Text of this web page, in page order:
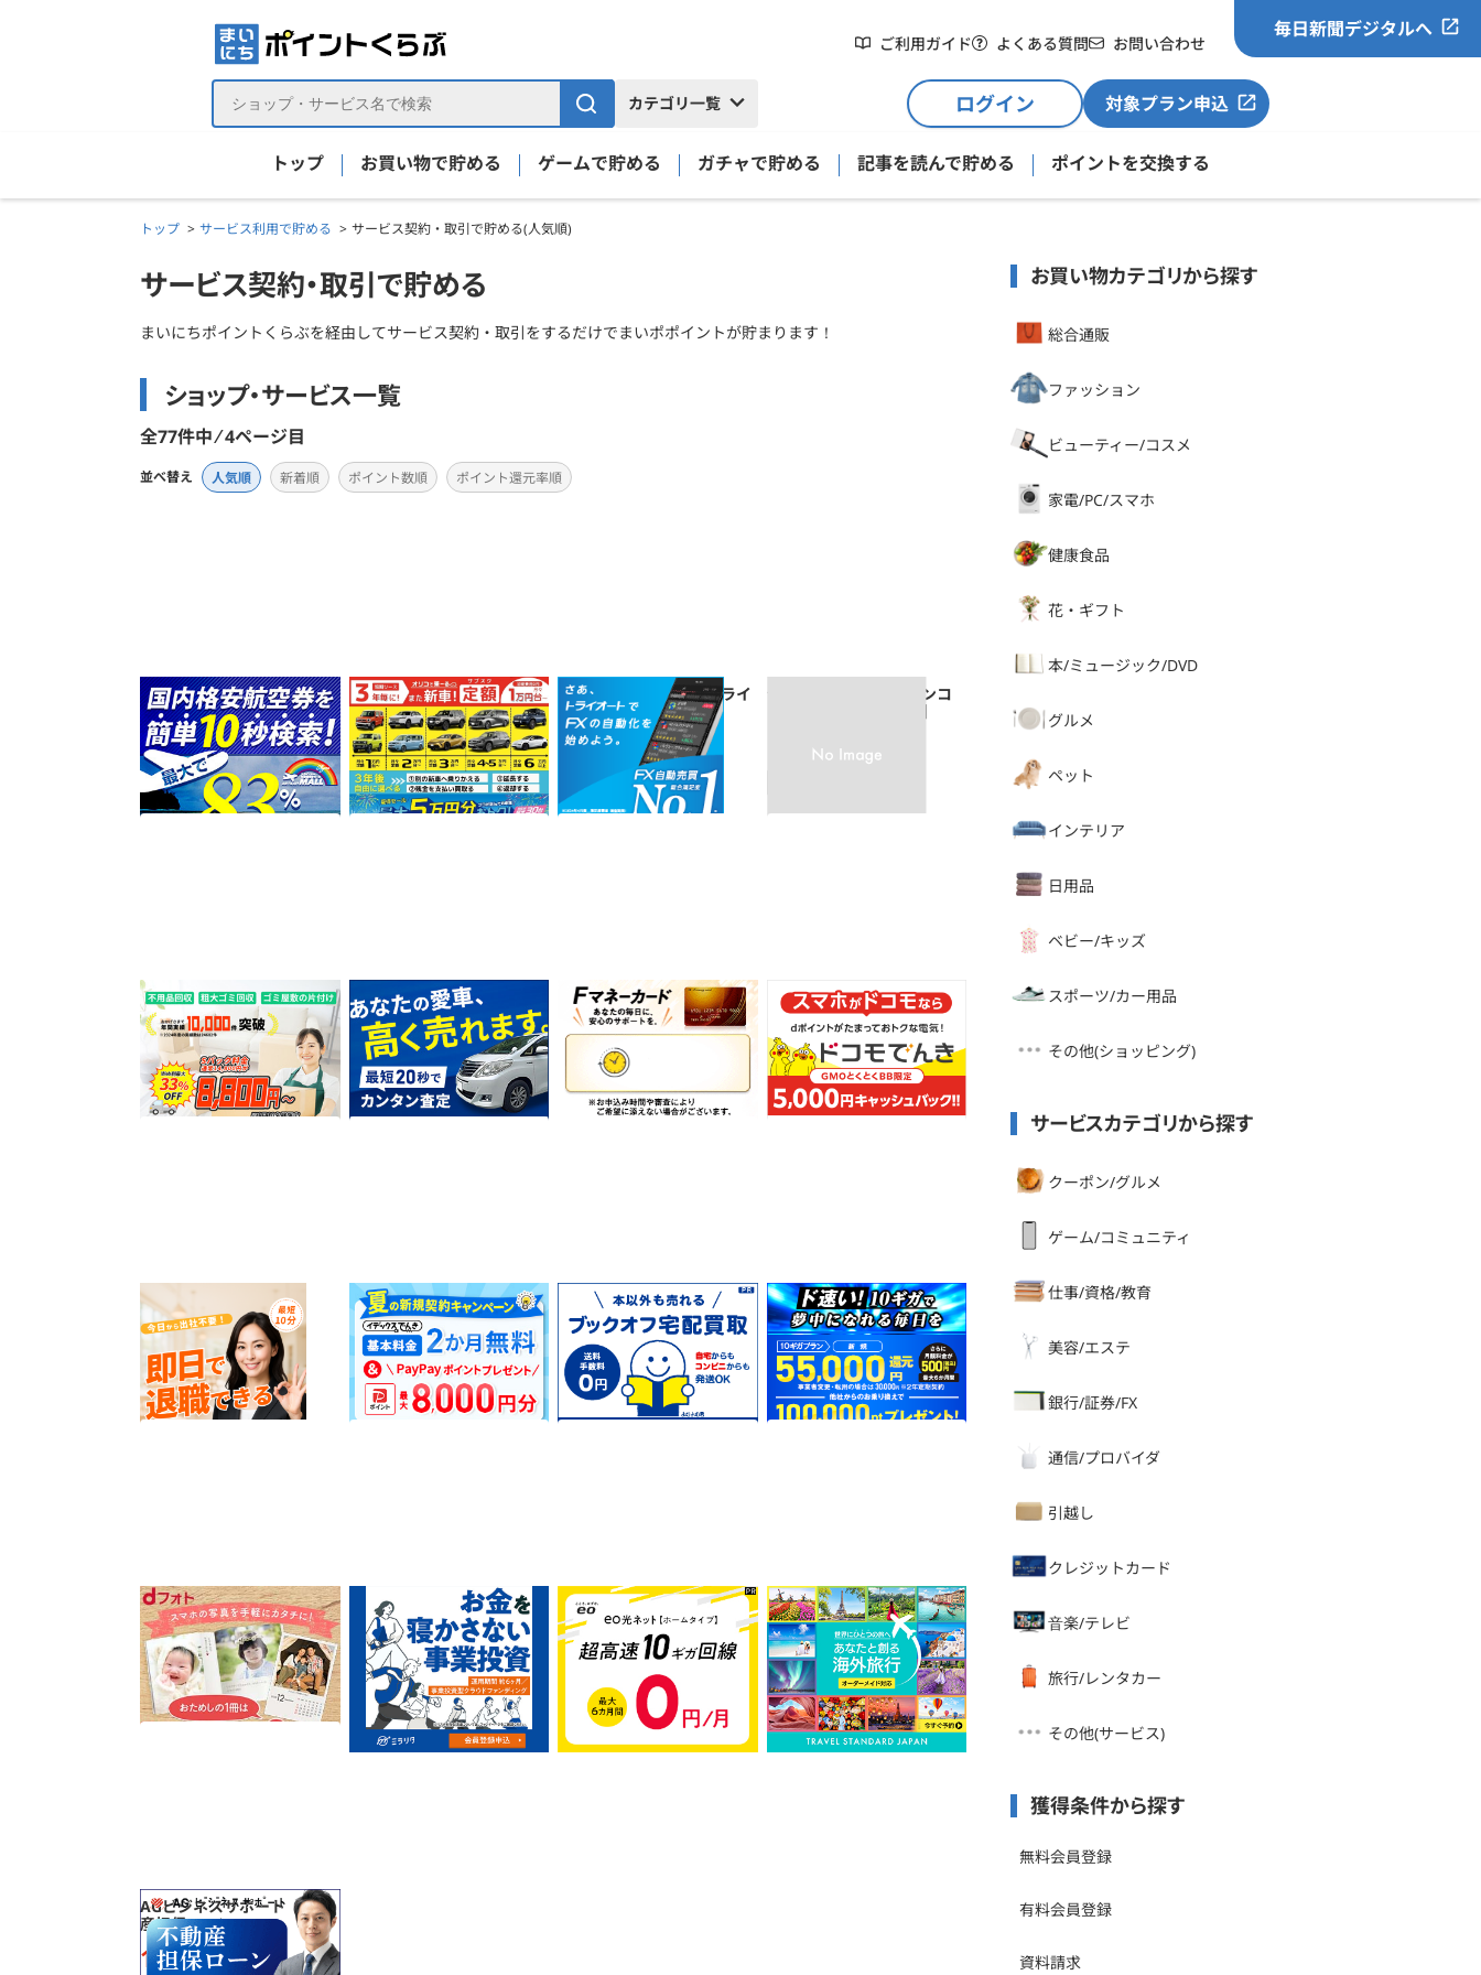
ご利用ガイド よくある質問 お問い合わせ
カテゴリ一覧 ログイン 対象プラン申込
毎日新聞デジタルへ
トップ お買い物で貯める ゲームで貯める ガチャで貯める 記事を読んで貯める ポイントを交換する
トップ サービス利用で貯める サービス契約・取引で貯める(人気順)
サービス契約・取引で貯める
まいにちポイントくらぶを経由してサービス契約・取引をするだけでまいポポイントが貯まります！
ショップ・サービス一覧
全77件中 ⁄ 4ページ目
並べ替え 人気順 新着順 ポイント数順 ポイント還元率順
国内線の比較・購入サイト
の決定版【格安航空券モー
ル】
500ポイント
サービス契約・取引
SOMPOで乗ーる（そんぽで
のーる）
15,000ポイント
サービス契約・取引
【自動売買2万通貨】トライ
オートFX
7,500
ポイント
サービス契約・取引
全国レンタカー【イオンコ
還元
不用品回収ラクエコ
2,800ポイント
サービス契約・取引
車買取のチョージン
12,000ポイント
サービス契約・取引
Fマネーカード カードローン
6,480ポイント
サービス契約・取引
＼とくとくBB限定！／現金
5,000円キャッシュバック！
【ドコモでんき】
6,750ポイント
サービス契約・取引
退職代行ヤメドキ
5,000ポイント
サービス契約・取引
九州エリアの電力サービス
【新出光 / イデックスでん
き】
5,323ポイント
サービス契約・取引
ブックオフ公式オンライン
ストア【宅配買取】
150 ポイント
サービス契約・取引
＜10ギガ＞OCNインターネ
ット×ドコモ光
9,285ポイント
サービス契約・取引
dフォト
200ポイント
サービス契約・取引
プロが選ぶ投資で、資産形成
の第一歩を踏み出そう
【miralita】
7,500ポイント
サービス契約・取引
eo光
10,000ポイント
サービス契約・取引
あなたと一緒に作る海外旅
行【トラベル・スタンダー
ド・ジャパン】
2,500
ポイント
サービス契約・取引
AGビジネスサポート「不動
産担保ローン」
17,000ポイント
お買い物カテゴリから探す
総合通販
ファッション
ビューティー/コスメ
家電/PC/スマホ
健康食品
花・ギフト
本/ミュージック/DVD
グルメ
ペット
インテリア
日用品
ベビー/キッズ
スポーツ/カー用品
その他(ショッピング)
サービスカテゴリから探す
クーポン/グルメ
ゲーム/コミュニティ
仕事/資格/教育
美容/エステ
銀行/証券/FX
通信/プロバイダ
引越し
クレジットカード
音楽/テレビ
旅行/レンタカー
その他(サービス)
獲得条件から探す
無料会員登録
有料会員登録
資料請求